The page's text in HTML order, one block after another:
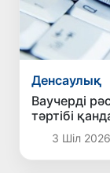
Денсаулық
Ваучерді
тәртібі
3 Шіл